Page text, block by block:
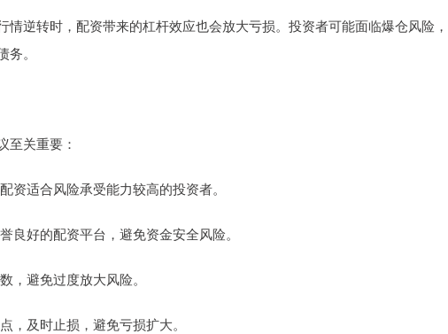
逆转时，配资带来的杠杆效应也会放大亏损。投资者可能面临爆仓风险，
。
至关重要：
资适合风险承受能力较高的投资者。
好的配资平台，避免资金安全风险。
，避免过度放大风险。
，及时止损，避免亏损扩大。